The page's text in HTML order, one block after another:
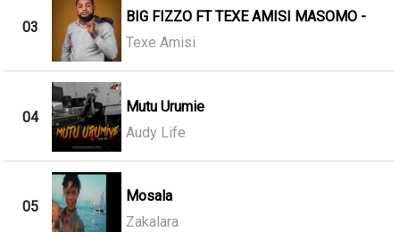
03
BIG FIZZO FT TEXE AMISI MASOMO -
Texe Amisi
04
Mutu Urumie
Audy Life
05
Mosala
Zakalara